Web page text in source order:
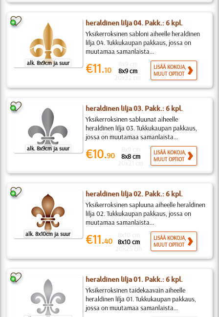
alk. 8x9cm ja suur
heraldinen lilja 04. Pakk.: 6 kpl.
Yksikerroksinen sabloni aiheelle heraldinen
lilja 04. Tukkukaupan pakkaus, jossa on
muutamaa samanlaista...
€11.10 8x9 cm
LISÄÄ KOKOJA,
MUUT OPTIOT
alk. 8x9cm ja suur
heraldinen lilja 03. Pakk.: 6 kpl.
Yksikerroksinen sabluunat aiheelle
heraldinen lilja 03. Tukkukaupan pakkaus,
jossa on muutamaa samanlaista...
€10.90 8x8 cm
LISÄÄ KOKOJA,
MUUT OPTIOT
alk. 8x10cm ja suur
heraldinen lilja 02. Pakk.: 6 kpl.
Yksikerroksinen sapluuna aiheelle heraldinen
lilja 02. Tukkukaupan pakkaus, jossa on
muutamaa samanlaista...
€11.40 8x10 cm
LISÄÄ KOKOJA,
MUUT OPTIOT
heraldinen lilja 01. Pakk.: 6 kpl.
Yksikerroksinen taidekaavain aiheelle
heraldinen lilja 01. Tukkukaupan pakkaus,
jossa on muutamaa samanlaista...